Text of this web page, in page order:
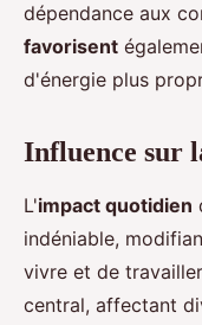
dépendance aux
favorisent
d'énergie plus
Influence sur
L'impact quotidien
indéniable,
vivre et de
central, affectant